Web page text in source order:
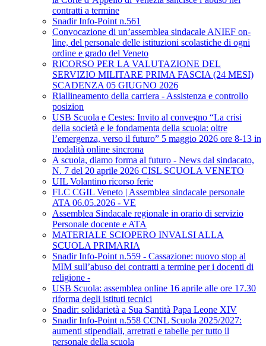
contratti a termine
Snadir Info-Point n.561
Convocazione di un’assemblea sindacale ANIEF on-
line, del personale delle istituzioni scolastiche di ogni
ordine e grado del Veneto
RICORSO PER LA VALUTAZIONE DEL
SERVIZIO MILITARE PRIMA FASCIA (24 MESI)
SCADENZA 05 GIUGNO 2026
Riallineamento della carriera - Assistenza e controllo
posizion
USB Scuola e Cestes: Invito al convegno “La crisi
della società e le fondamenta della scuola: oltre
l’emergenza, verso il futuro” 5 maggio 2026 ore 8-13 in
modalità online sincrona
A scuola, diamo forma al futuro - News dal sindacato,
N. 7 del 20 aprile 2026 CISL SCUOLA VENETO
UIL Volantino ricorso ferie
FLC CGIL Veneto | Assemblea sindacale personale
ATA 06.05.2026 - VE
Assemblea Sindacale regionale in orario di servizio
Personale docente e ATA
MATERIALE SCIOPERO INVALSI ALLA
SCUOLA PRIMARIA
Snadir Info-Point n.559 - Cassazione: nuovo stop al
MIM sull’abuso dei contratti a termine per i docenti di
religione -
USB Scuola: assemblea online 16 aprile alle ore 17.30
riforma degli istituti tecnici
Snadir: solidarietà a Sua Santità Papa Leone XIV
Snadir Info-Point n.558 CCNL Scuola 2025/2027:
aumenti stipendiali, arretrati e tabelle per tutto il
personale della scuola